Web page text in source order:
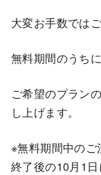
大変お手数では
無料期間のうち
ご希望のプラン
し上げます。
※無料期間中の
終了後の10月1日